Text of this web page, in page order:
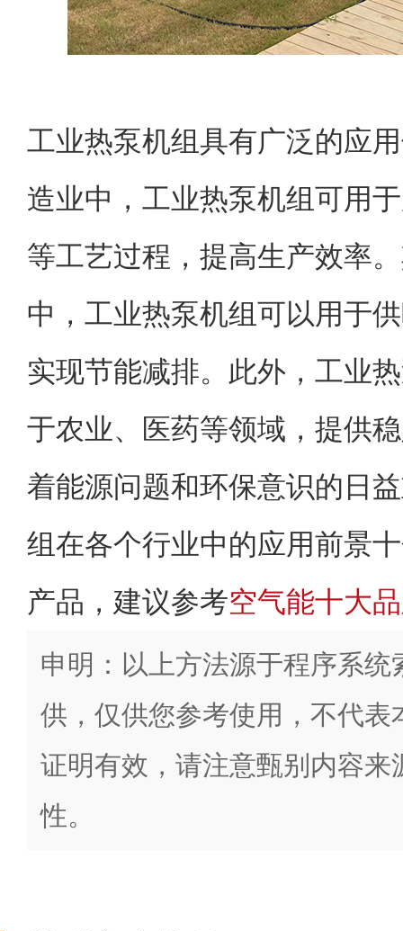
工业热泵机组具有广泛的应
造业中，工业热泵机组可用
等工艺过程，提高生产效率
中，工业热泵机组可以用于
实现节能减排。此外，工业
于农业、医药等领域，提供
着能源问题和环保意识的日
组在各个行业中的应用前景
产品，建议参考空气能十大
申明：以上方法源于程序系统
供，仅供您参考使用，不代表
证明有效，请注意甄别内容来
性。